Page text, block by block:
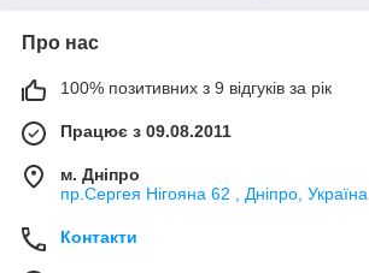
Про нас
100% позитивних з 9 відгуків за рік
Працює з 09.08.2011
м. Дніпро
пр.Сергея Нігояна 62 , Дніпро, Україна
Контакти